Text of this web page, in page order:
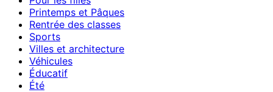
Printemps et Pâques
Rentrée des classes
Sports
Villes et architecture
Véhicules
Éducatif
Été